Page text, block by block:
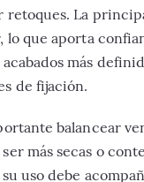
La
lo que aporta
más
de fijación.
balancear
más secas o
uso debe